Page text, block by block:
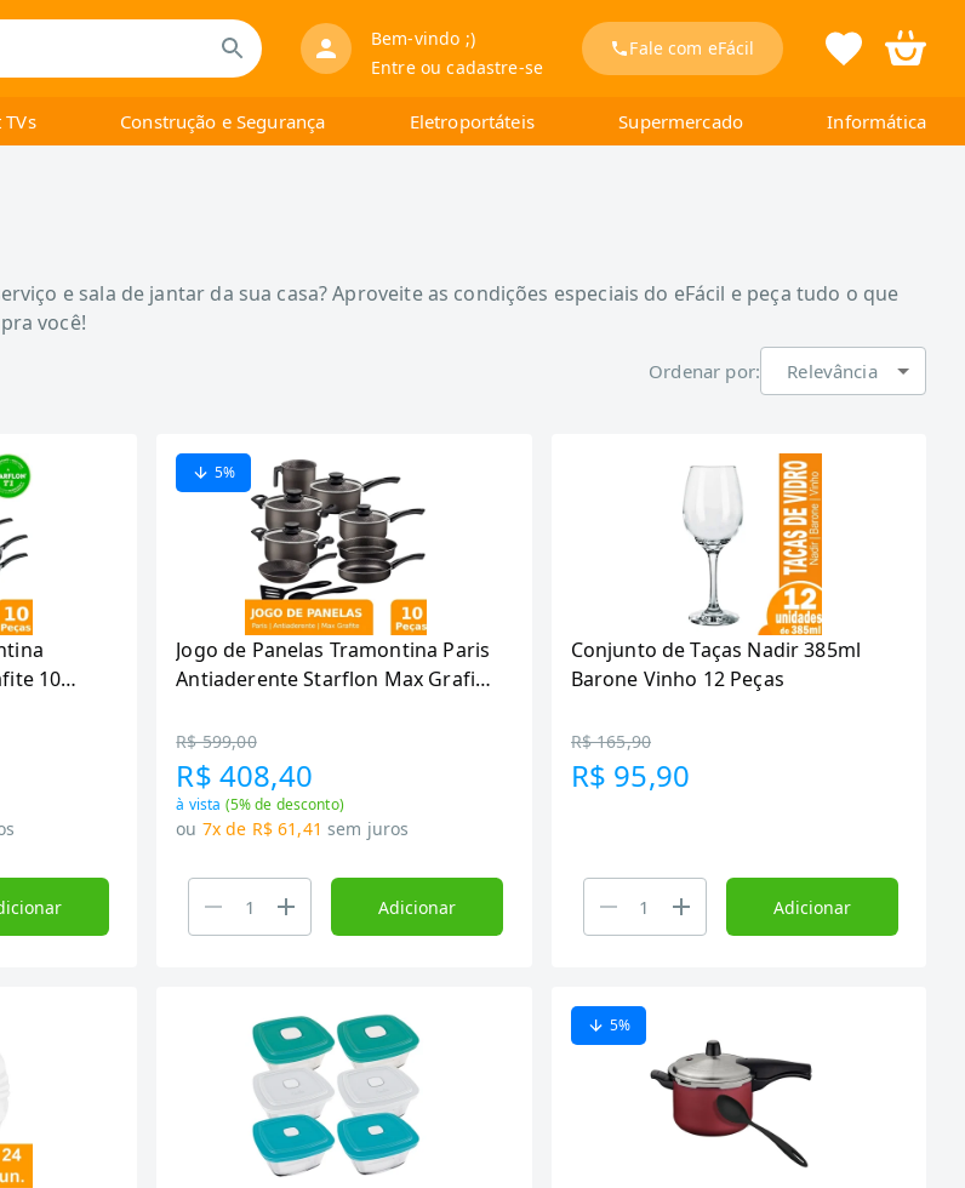
Bem-vindo ;)
Entre ou cadastre-se
Fale com eFácil
Construção e Segurança Eletroportáteis Supermercado Informática
e sala de jantar da sua casa? Aproveite as condições especiais do eFácil e peça tudo o que
você!
Ordenar por: Relevância
10
5%
Jogo de Panelas Tramontina Paris
Antiaderente Starflon Max Grafite
R$ 599,00
R$ 408,40
à vista (5% de desconto)
ou 7x de R$ 61,41 sem juros
Adicionar
Conjunto de Taças Nadir 385ml
Barone Vinho 12 Peças
R$ 165,90
R$ 95,90
Adicionar
5%